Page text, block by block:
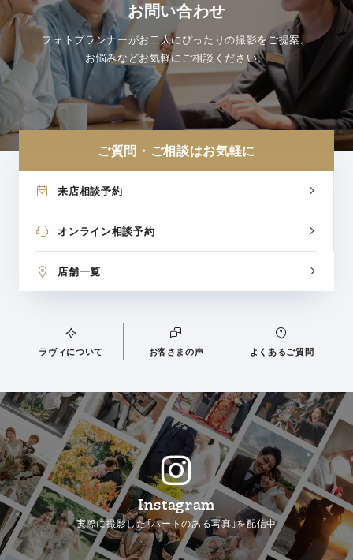
お問い合わせ
フォトプランナーがお二人にぴったりの撮影をご提案。
お悩みなどお気軽にご相談ください。
ご質問・ご相談はお気軽に
来店相談予約
オンライン相談予約
店舗一覧
ラヴィについて お客さまの声 よくあるご質問
Instagram
実際に撮影した「ハートのある写真」を配信中